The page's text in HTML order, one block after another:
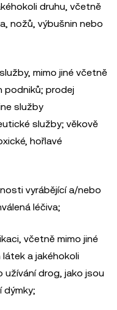
druhu, včetně
nožů, výbušnin nebo
mimo jiné včetně
podniků; prodej
služby
služby; věkově
hořlavé
vyrábějící a/nebo
léčiva;
včetně mimo jiné
a jakéhokoli
užívání drog, jako jsou
dýmky;